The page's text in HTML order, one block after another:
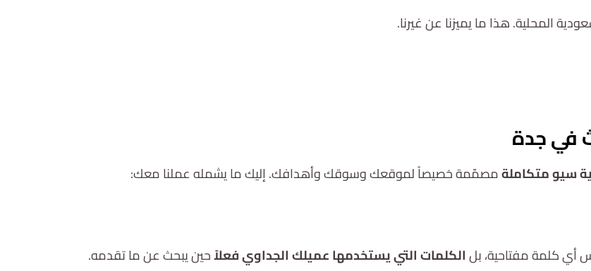
المحلية. هذا ما يميزنا عن غيرنا.
في جدة
سيو متكاملةمصمّمة خصيصاً لموقعك وسوقك وأهدافك. إليك ما يشمله عملنا معك:
أي كلمة مفتاحية، بلالكلمات التي يستخدمها عميلك الجداوي فعلاًحين يبحث عن ما تقدمه.